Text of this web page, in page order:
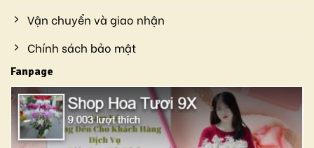
Vận chuyển và giao nhận
Chính sách bảo mật
Fanpage